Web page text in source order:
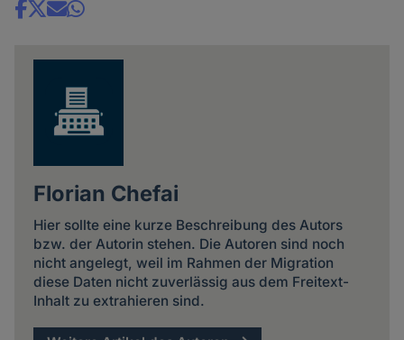
Share
Florian Chefai
Hier sollte eine kurze Beschreibung des Autors
bzw. der Autorin stehen. Die Autoren sind noch
nicht angelegt, weil im Rahmen der Migration
diese Daten nicht zuverlässig aus dem Freitext-
Inhalt zu extrahieren sind.